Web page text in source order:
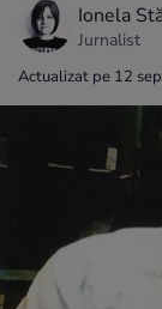
Ionela
Jurnalist
Actualizat pe 12